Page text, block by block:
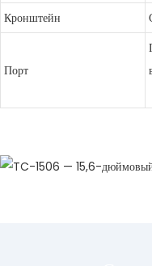
Кронштейн
Порт